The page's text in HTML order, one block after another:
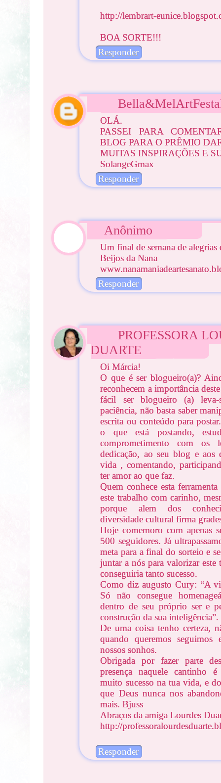
http://lembrart-
BOA SORTE!!!
Responder
OLÁ.
PASSEI PARA
BLOG PARA O PRÊMIO
MUITAS INSPIRAÇÕES E
SolangeGmax
Responder
Anônimo
Um final de semana de
Beijos da Nana
Responder
PROFESSORA
DUARTE
Oi Márcia!
O que é ser blogueiro(a)?
reconhecem a importância
fácil ser blogueiro (a)
paciência, não basta saber
escrita ou conteúdo para
o que está postando,
comprometimento com os
dedicação, ao seu blog e aos
vida , comentando,
ter amor ao que faz.
Quem conhece esta
este trabalho com carinho,
porque alem dos
diversidade cultural firma
Hoje comemoro com apenas
500 seguidores. Já
meta para a final do sorteio e
juntar a nós para valorizar este
conseguiria tanto sucesso.
Como diz augusto Cury: “A
Só não consegue
dentro de seu próprio ser e
construção da sua inteligência”.
De uma coisa tenho certeza,
quando queremos
nossos sonhos.
Obrigada por fazer parte
presença naquele cantinho
muito sucesso na tua vida, e
que Deus nunca nos
mais. Bjuss
Abraços da amiga Lourdes
http://
Responder